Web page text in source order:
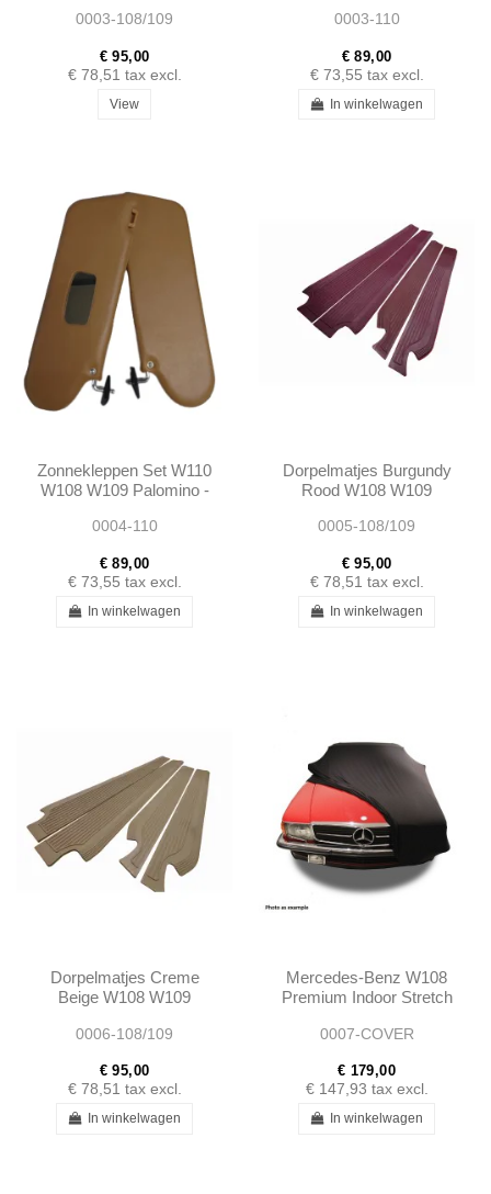
0003-108/109
€ 95,00
€ 78,51 tax excl.
View
1088101110
0003-110
€ 89,00
€ 73,55 tax excl.
In winkelwagen
Zonnekleppen Set W110
W108 W109 Palomino -
1088101110
0004-110
€ 89,00
€ 73,55 tax excl.
In winkelwagen
Dorpelmatjes Burgundy
Rood W108 W109
0005-108/109
€ 95,00
€ 78,51 tax excl.
In winkelwagen
Dorpelmatjes Creme
Beige W108 W109
0006-108/109
€ 95,00
€ 78,51 tax excl.
In winkelwagen
Mercedes-Benz W108
Premium Indoor Stretch
0007-COVER
€ 179,00
€ 147,93 tax excl.
In winkelwagen